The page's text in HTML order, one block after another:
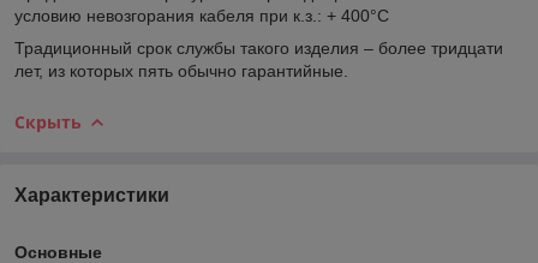
условию невозгорания кабеля при к.з.: + 400°С
Традиционный срок службы такого изделия – более тридцати
лет, из которых пять обычно гарантийные.
Скрыть
Характеристики
Основные